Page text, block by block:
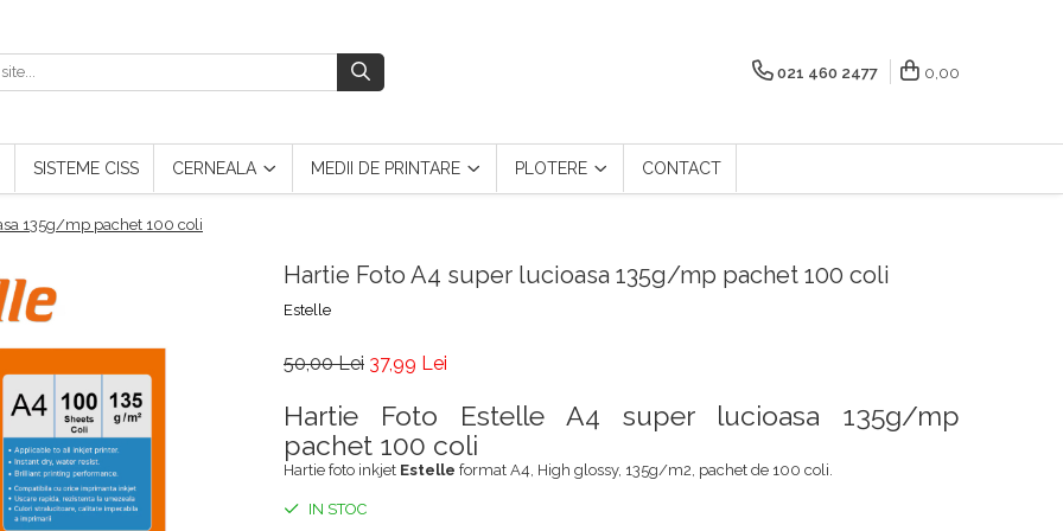
021 460 2477 0,00
SISTEME CISS CERNEALA MEDII DE PRINTARE PLOTERE CONTACT
135g/mp pachet 100 coli
Hartie Foto A4 super lucioasa 135g/mp pachet 100 coli
Estelle
50,00 Lei 37,99 Lei
Hartie Foto Estelle A4 super lucioasa 135g/mp
pachet 100 coli
Hartie foto inkjet Estelle format A4, High glossy, 135g/m2, pachet de 100 coli.
IN STOC